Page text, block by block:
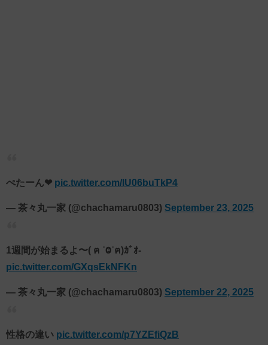
ぺたーん❤ pic.twitter.com/IU06buTkP4
— 茶々丸一家 (@chachamaru0803) September 23, 2025
1週間が始まるよ〜( ฅ ˙Ⱉ˙ฅ)ｶﾞｵ-
pic.twitter.com/GXqsEkNFKn
— 茶々丸一家 (@chachamaru0803) September 22, 2025
性格の違い pic.twitter.com/p7YZEfiQzB